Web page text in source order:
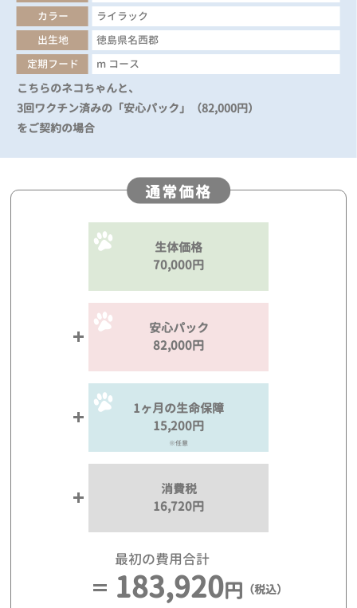
カラー
ライラック
出生地
徳島県名西郡
定期フード
m コース
こちらのネコちゃんと、
3回ワクチン済みの「安心パック」（82,000円）
をご契約の場合
通常価格
生体価格
70,000円
安心パック
82,000円
1ヶ月の生命保障
15,200円
※任意
消費税
16,720円
最初の費用合計
183,920円 （税込）